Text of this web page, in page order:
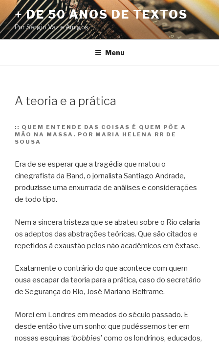
Pular
para
o
conteúdo
+ DE 50 ANOS DE TEXTOS
Por Sérgio Vaz e Amigos
Menu
A teoria e a prática
:: QUEM ENTENDE DAS COISAS É QUEM PÕE A
MÃO NA MASSA. POR MARIA HELENA RR DE
SOUSA
Era de se esperar que a tragédia que matou o
cinegrafista da Band, o jornalista Santiago Andrade,
produzisse uma enxurrada de análises e considerações
de todo tipo.
Nem a sincera tristeza que se abateu sobre o Rio calaria
os adeptos das abstrações teóricas. Que são citados e
repetidos à exaustão pelos não acadêmicos em êxtase.
Exatamente o contrário do que acontece com quem
ousa escapar da teoria para a prática, caso do secretário
de Segurança do Rio, José Mariano Beltrame.
Morei em Londres em meados do século passado. E
desde então tive um sonho: que pudéssemos ter em
nossas esquinas ‘bobbies’ como os londrinos, educados,